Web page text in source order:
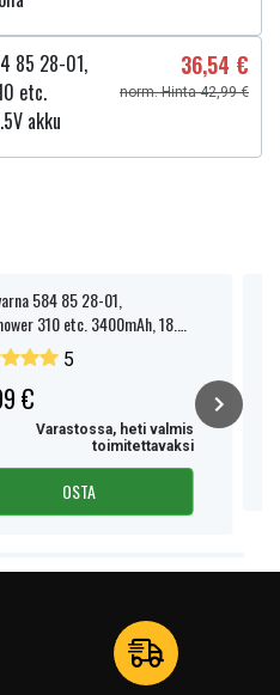
85 28-01,
etc.
akku
36,54 €
norm. Hinta 42,99 €
584 85 28-01,
310 etc. 3400mAh, 18.5V
5
€
Varastossa, heti valmis
toimitettavaksi
OSTA